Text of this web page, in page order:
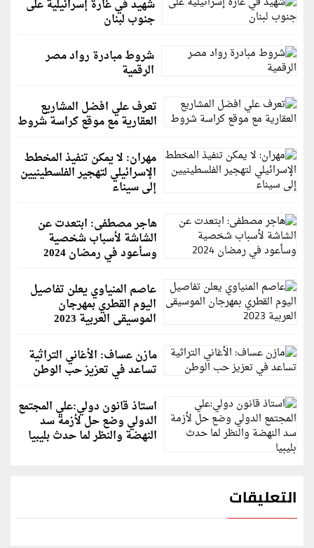
شهيد في غارة إسرائيلية على
جنوب لبنان
شروط مبادرة رواد مصر
الرقمية
تعرف علي افضل المشاريع
العقارية مع موقع كراسة شروط
مهران: لا يمكن تنفيذ المخطط
الإسرائيلي لتهجير الفلسطينيين
إلى سيناء
هاجر مصطفى: ابتعدت عن
الشاشة لأسباب شخصية
وسأعود في رمضان 2024
عاصم المنياوي يعلن تفاصيل
اليوم القطري بمهرجان
الموسيقى العربية 2023
مازن عساف: الأغاني التراثية
تساعد في تعزيز حب الوطن
استاذ قانون دولي:علي المجتمع
الدولي وضع حل لأزمة سد
النهضة والنظر لما حدث بليبيا
التعليقات